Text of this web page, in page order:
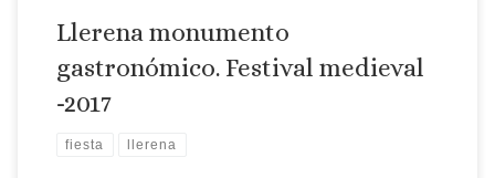
Llerena monumento
gastronómico. Festival medieval
-2017
fiesta llerena